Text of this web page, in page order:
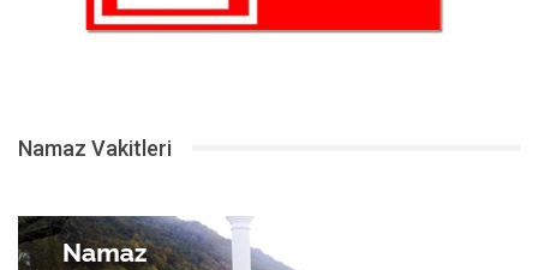
Namaz Vakitleri